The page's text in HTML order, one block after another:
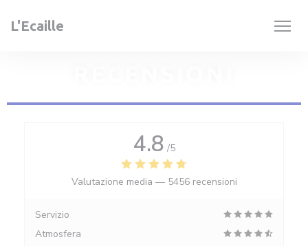
L'Ecaille
4.8 /5
Valutazione media — 5456 recensioni
Servizio
Atmosfera